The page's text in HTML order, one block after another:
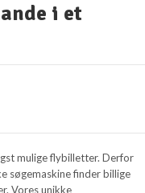
i et
mulige flybilletter. Derfor
søgemaskine finder billige
Vores unikke